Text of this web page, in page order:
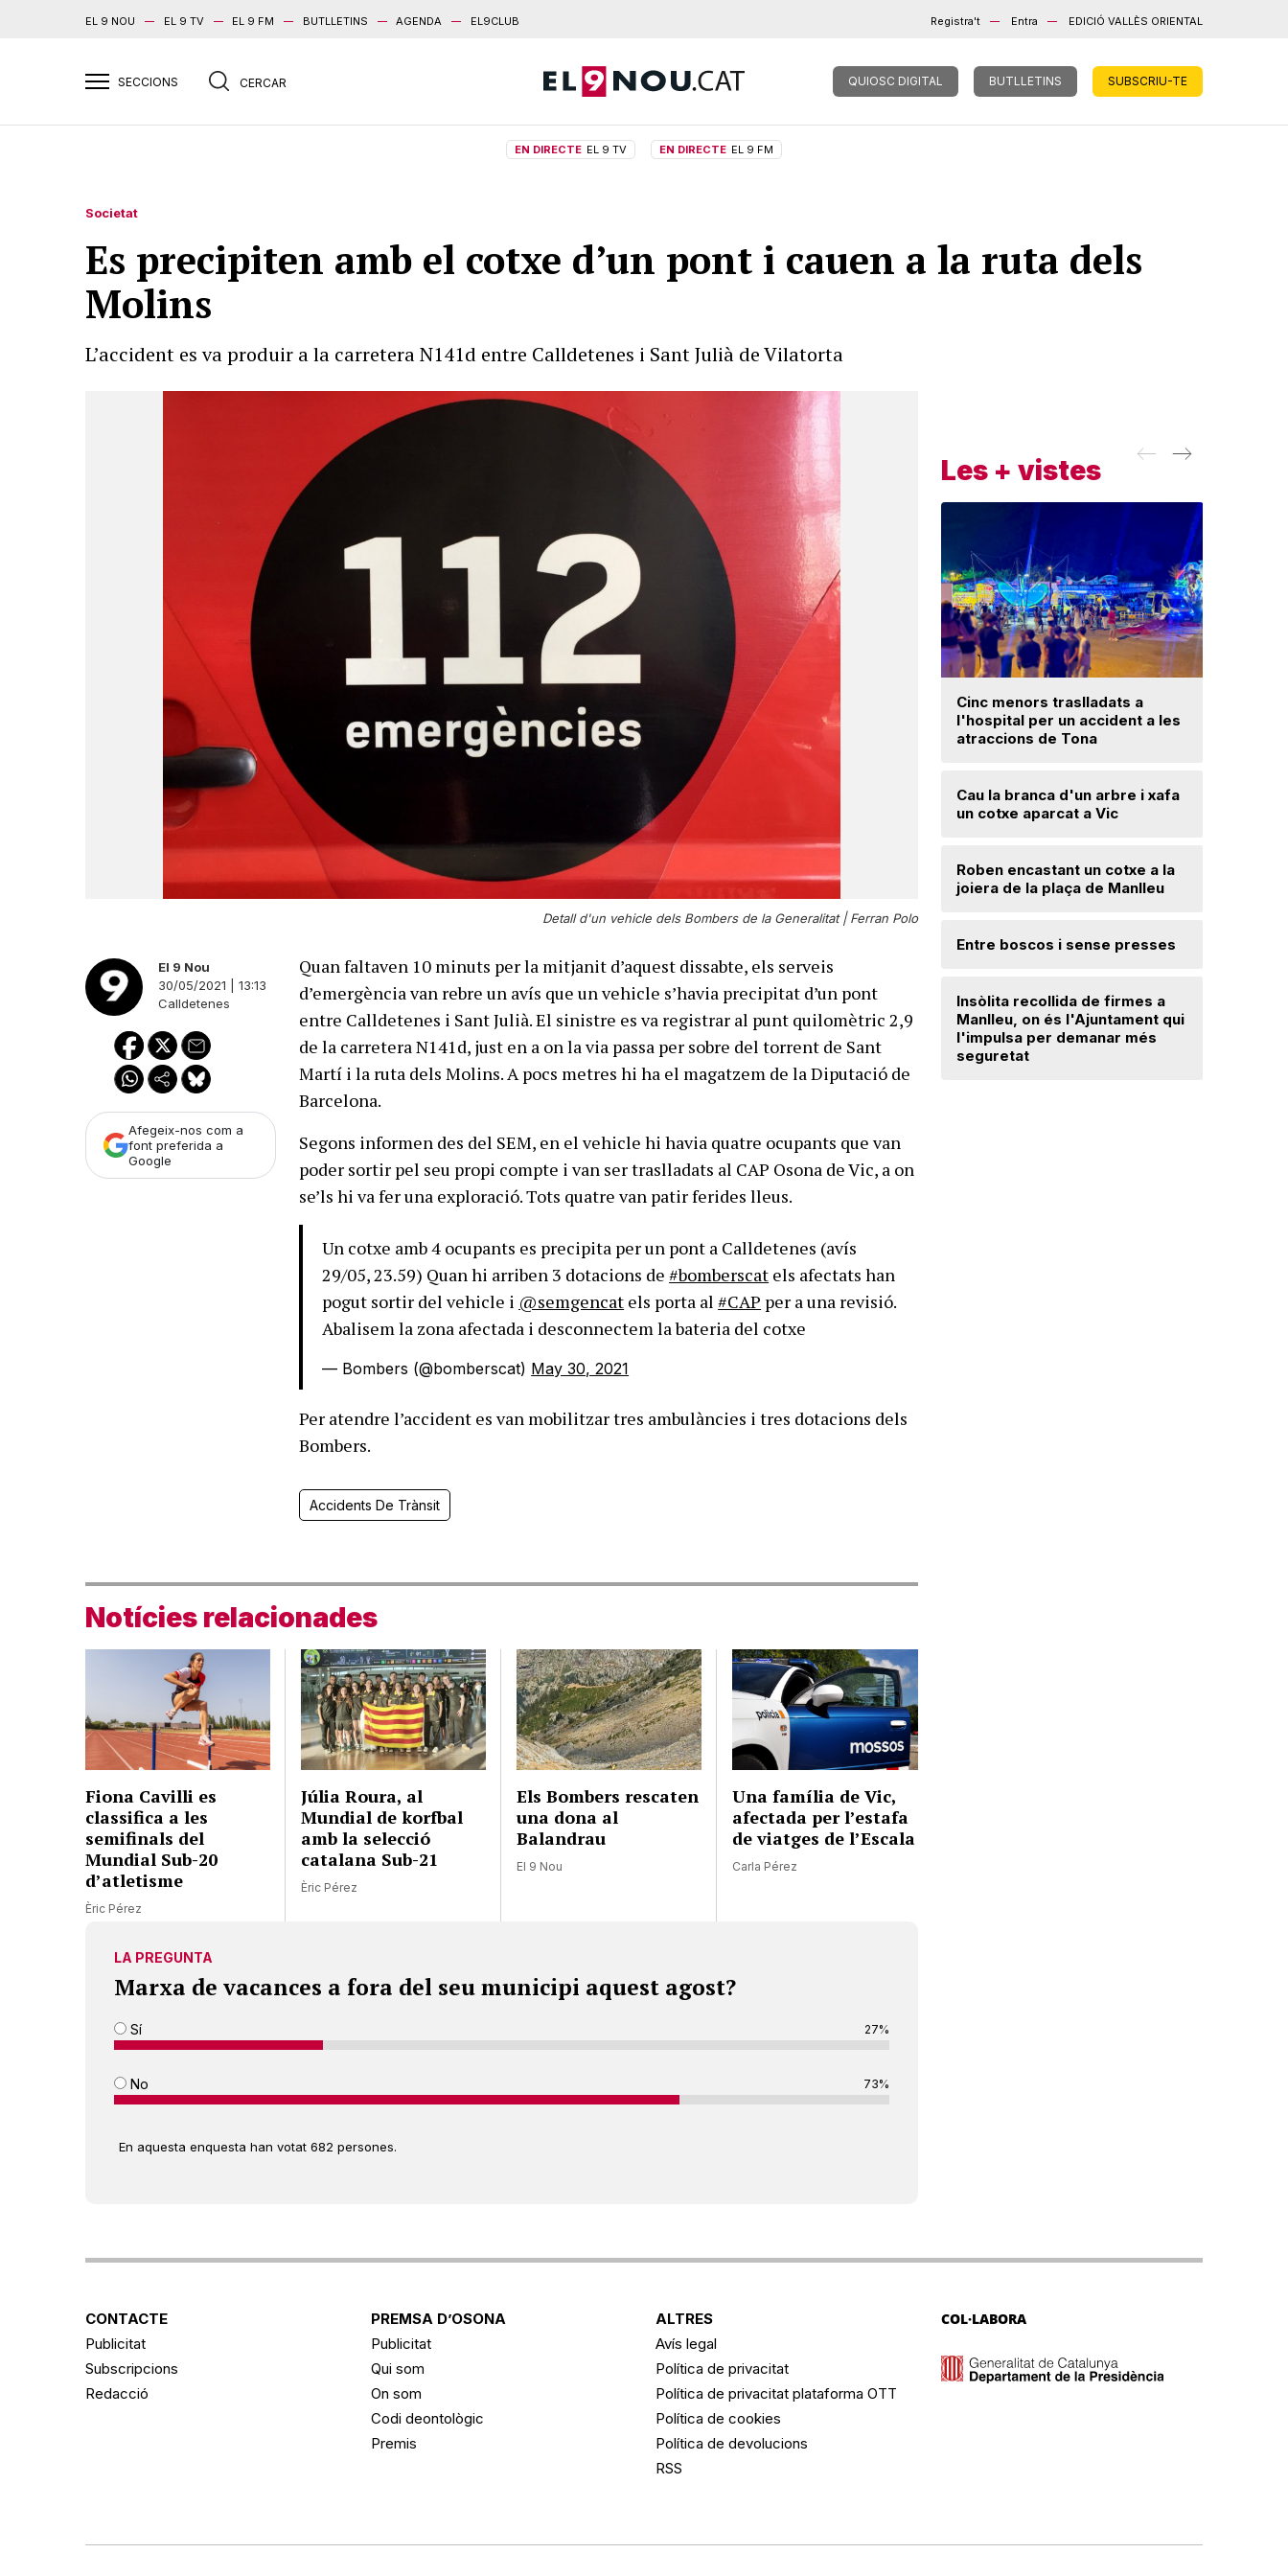
EL 9 NOU EL 9 TV EL 9 FM BUTLLETINS AGENDA EL9CLUB Registra't Entra EDICIÓ VALLÈS ORIENTAL
QUIOSC DIGITAL BUTLLETINS SUBSCRIU-TE
EN DIRECTE EL 9 TV EN DIRECTE EL 9 FM
Societat
Es precipiten amb el cotxe d’un pont i cauen a la ruta dels
Molins
L’accident es va produir a la carretera N141d entre Calldetenes i Sant Julià de Vilatorta
Detall d'un vehicle dels Bombers de la Generalitat |Ferran Polo
El 9 Nou
30/05/2021 | 13:13
Calldetenes
Afegeix-nos com a
font preferida a
Google
Quan faltaven 10 minuts per la mitjanit d’aquest dissabte, els serveis
d’emergència van rebre un avís que un vehicle s’havia precipitat d’un pont
entre Calldetenes i Sant Julià. El sinistre es va registrar al punt quilomètric 2,9
de la carretera N141d, just en a on la via passa per sobre del torrent de Sant
Martí i la ruta dels Molins. A pocs metres hi ha el magatzem de la Diputació de
Barcelona.
Segons informen des del SEM, en el vehicle hi havia quatre ocupants que van
poder sortir pel seu propi compte i van ser traslladats al CAP Osona de Vic, a on
se’ls hi va fer una exploració. Tots quatre van patir ferides lleus.
Un cotxe amb 4 ocupants es precipita per un pont a Calldetenes (avís
29/05, 23.59) Quan hi arriben 3 dotacions de#bomberscat els afectats han
pogut sortir del vehicle i @semgencat els porta al#CAP per a una revisió.
Abalisem la zona afectada i desconnectem la bateria del cotxe
— Bombers (@bomberscat) May 30, 2021
Per atendre l’accident es van mobilitzar tres ambulàncies i tres dotacions dels
Bombers.
Accidents De Trànsit
Notícies relacionades
Fiona Cavilli es
classifica a les
semifinals del
Mundial Sub-20
d’atletisme
Èric Pérez
Júlia Roura, al
Mundial de korfbal
amb la selecció
catalana Sub-21
Èric Pérez
Els Bombers rescaten
una dona al
Balandrau
El 9 Nou
Una família de Vic,
afectada per l’estafa
de viatges de l’Escala
Carla Pérez
LA PREGUNTA
Marxa de vacances a fora del seu municipi aquest agost?
Sí 27%
No 73%
En aquesta enquesta han votat 682 persones.
Les + vistes
Cinc menors traslladats a
l'hospital per un accident a les
atraccions de Tona
Cau la branca d'un arbre i xafa
un cotxe aparcat a Vic
Roben encastant un cotxe a la
joiera de la plaça de Manlleu
Entre boscos i sense presses
Insòlita recollida de firmes a
Manlleu, on és l'Ajuntament qui
l'impulsa per demanar més
seguretat
CONTACTE
Publicitat
Subscripcions
Redacció
PREMSA D’OSONA
Publicitat
Qui som
On som
Codi deontològic
Premis
ALTRES
Avís legal
Política de privacitat
Política de privacitat plataforma OTT
Política de cookies
Política de devolucions
RSS
COL·LABORA